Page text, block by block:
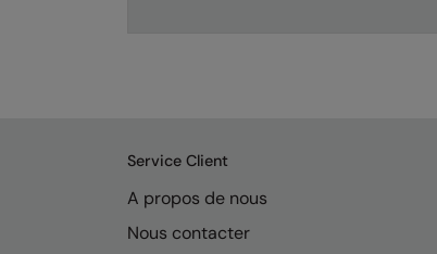
Service Client
A propos de nous
Nous contacter